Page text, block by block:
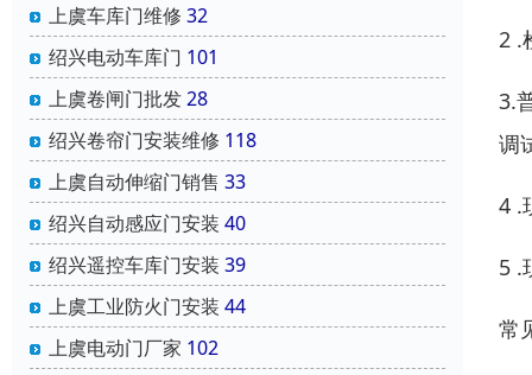
上虞车库门维修 32
绍兴电动车库门 101
上虞卷闸门批发28
绍兴卷帘门安装维修 118
上虞自动伸缩门销售 33
绍兴自动感应门安装 40
绍兴遥控车库门安装 39
上虞工业防火门安装 44
上虞电动门厂家 102
2 .
3.
调
4 .
5 .
常